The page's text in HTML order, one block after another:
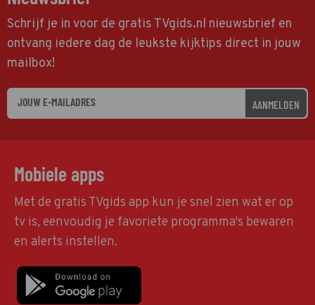
Schrijf je in voor de gratis TVgids.nl nieuwsbrief en
ontvang iedere dag de leukste kijktips direct in jouw
mailbox!
AANMELDEN
Mobiele apps
Met de gratis TVgids app kun je snel zien wat er op
tv is, eenvoudig je favoriete programma's bewaren
en alerts instellen.